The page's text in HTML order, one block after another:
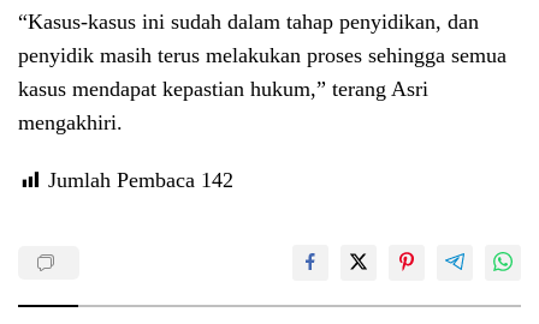
“Kasus-kasus ini sudah dalam tahap penyidikan, dan
penyidik masih terus melakukan proses sehingga semua
kasus mendapat kepastian hukum,” terang Asri
mengakhiri.
Jumlah Pembaca 142